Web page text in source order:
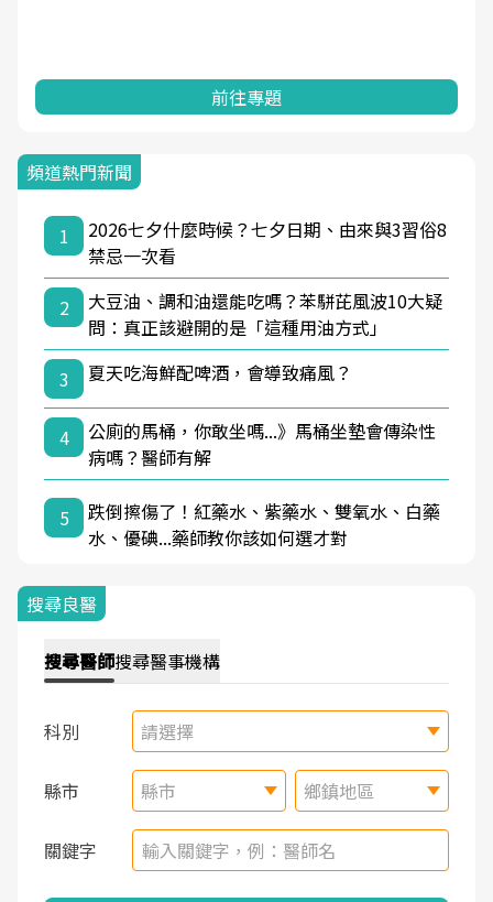
前往專題
頻道熱門新聞
1
2026七夕什麼時候？七夕日期、由來與3習俗8
禁忌一次看
2
大豆油、調和油還能吃嗎？苯駢芘風波10大疑
問：真正該避開的是「這種用油方式」
3
夏天吃海鮮配啤酒，會導致痛風？
4
公廁的馬桶，你敢坐嗎...》馬桶坐墊會傳染性
病嗎？醫師有解
5
跌倒擦傷了！紅藥水、紫藥水、雙氧水、白藥
水、優碘...藥師教你該如何選才對
搜尋良醫
搜尋醫師搜尋醫事機構
科別 請選擇
縣市 縣市 鄉鎮地區
關鍵字